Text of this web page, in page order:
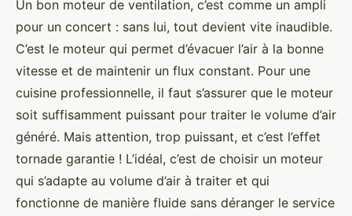
Un bon moteur de ventilation, c’est comme un ampli
pour un concert : sans lui, tout devient vite inaudible.
C’est le moteur qui permet d’évacuer l’air à la bonne
vitesse et de maintenir un flux constant. Pour une
cuisine professionnelle, il faut s’assurer que le moteur
soit suffisamment puissant pour traiter le volume d’air
généré. Mais attention, trop puissant, et c’est l’effet
tornade garantie ! L’idéal, c’est de choisir un moteur
qui s’adapte au volume d’air à traiter et qui
fonctionne de manière fluide sans déranger le service